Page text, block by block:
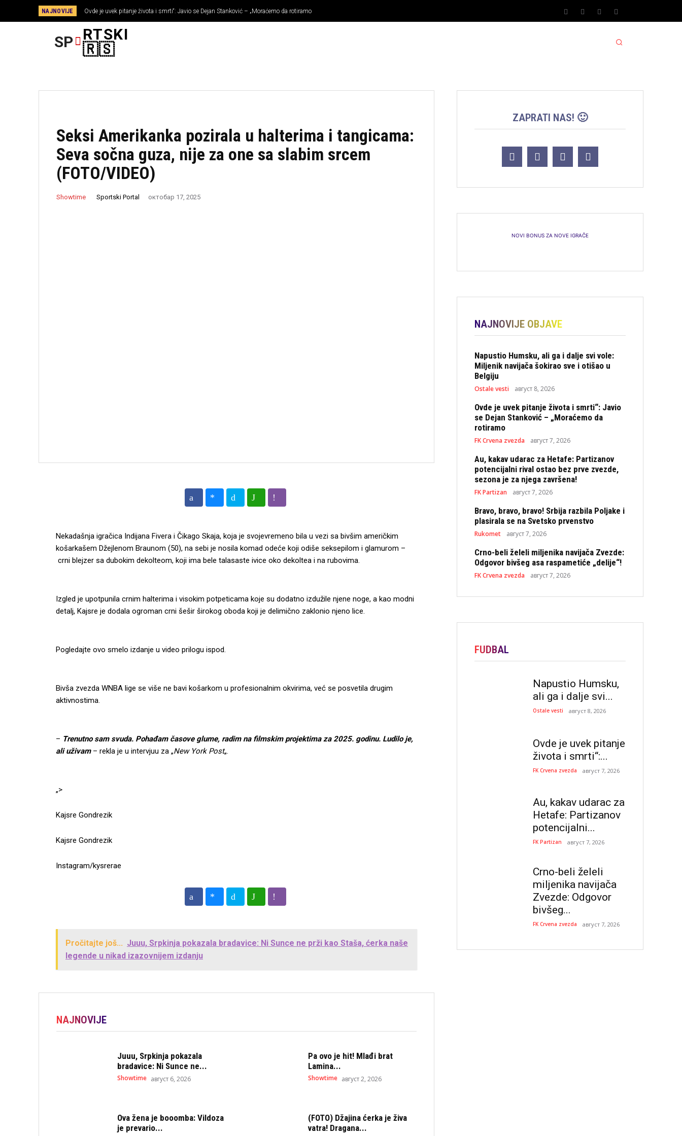
NAJNOVIJE Ovde je uvek pitanje života i smrti“: Javio se Dejan Stanković – „Moraćemo da rotiramo
SP RTSKI
🇷🇸
Seksi Amerikanka pozirala u halterima i tangicama:
Seva sočna guza, nije za one sa slabim srcem
(FOTO/VIDEO)
Showtime Sportski Portal октобар 17, 2025
Nekadašnja igračica Indijana Fivera i Čikago Skaja, koja je svojevremeno bila u vezi sa bivšim američkim
košarkašem Džejlenom Braunom (50), na sebi je nosila komad odeće koji odiše seksepilom i glamurom –
crni blejzer sa dubokim dekolteom, koji ima bele talasaste ivice oko dekoltea i na rubovima.
Izgled je upotpunila crnim halterima i visokim potpeticama koje su dodatno izdužile njene noge, a kao modni
detalj, Kajsre je dodala ogroman crni šešir širokog oboda koji je delimično zaklonio njeno lice.
Pogledajte ovo smelo izdanje u video prilogu ispod.
Bivša zvezda WNBA lige se više ne bavi košarkom u profesionalnim okvirima, već se posvetila drugim
aktivnostima.
– Trenutno sam svuda. Pohađam časove glume, radim na filmskim projektima za 2025. godinu. Ludilo je,
ali uživam – rekla je u intervjuu za „New York Post„.
„>
Kajsre Gondrezik
Kajsre Gondrezik
Instagram/kysrerae
Pročitajte još... Juuu, Srpkinja pokazala bradavice: Ni Sunce ne prži kao Staša, ćerka naše
legende u nikad izazovnijem izdanju
NAJNOVIJE
Juuu, Srpkinja pokazala
bradavice: Ni Sunce ne...
Showtime август 6, 2026
Pa ovo je hit! Mlađi brat
Lamina...
Showtime август 2, 2026
Ova žena je booomba: Vildoza
je prevario...
(FOTO) Džajina ćerka je živa
vatra! Dragana...
ZAPRATI NAS! 🙂
NOVI BONUS ZA NOVE IGRAČE
NAJNOVIJE OBJAVE
Napustio Humsku, ali ga i dalje svi vole:
Miljenik navijača šokirao sve i otišao u
Belgiju
Ostale vesti август 8, 2026
Ovde je uvek pitanje života i smrti“: Javio
se Dejan Stanković – „Moraćemo da
rotiramo
FK Crvena zvezda август 7, 2026
Au, kakav udarac za Hetafe: Partizanov
potencijalni rival ostao bez prve zvezde,
sezona je za njega završena!
FK Partizan август 7, 2026
Bravo, bravo, bravo! Srbija razbila Poljake i
plasirala se na Svetsko prvenstvo
Rukomet август 7, 2026
Crno-beli želeli miljenika navijača Zvezde:
Odgovor bivšeg asa raspametiće „delije“!
FK Crvena zvezda август 7, 2026
FUDBAL
Napustio Humsku,
ali ga i dalje svi...
Ostale vesti август 8, 2026
Ovde je uvek pitanje
života i smrti“:...
FK Crvena zvezda август 7, 2026
Au, kakav udarac za
Hetafe: Partizanov
potencijalni...
FK Partizan август 7, 2026
Crno-beli želeli
miljenika navijača
Zvezde: Odgovor
bivšeg...
FK Crvena zvezda август 7, 2026